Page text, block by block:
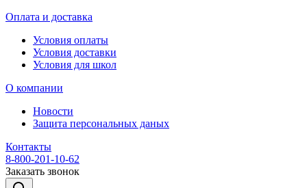
Оплата и доставка
Условия оплаты
Условия доставки
Условия для школ
О компании
Новости
Защита персональных даных
Контакты
8-800-201-10-62
Заказать звонок